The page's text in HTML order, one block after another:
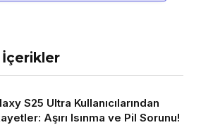
İçerikler
S25 Ultra Kullanıcılarından
Aşırı Isınma ve Pil Sorunu!